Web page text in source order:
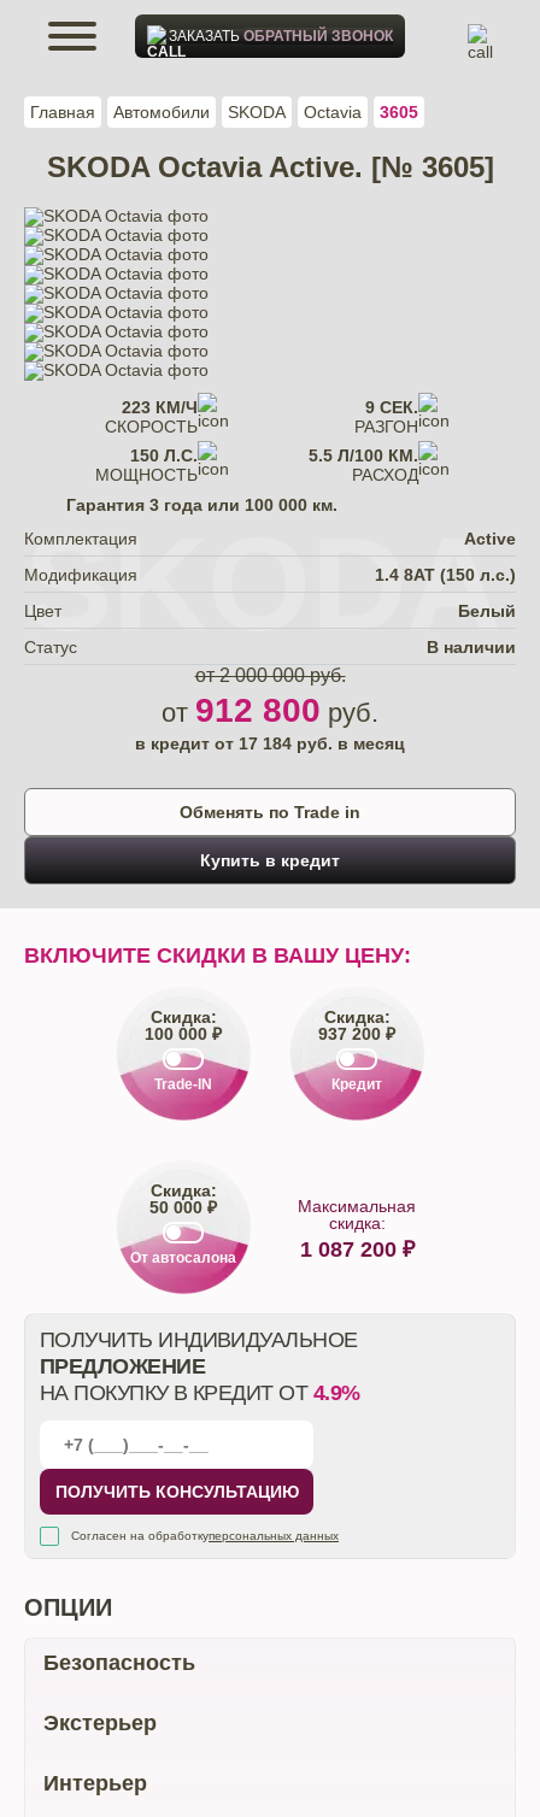
Главная Автомобили SKODA Octavia 3605
SKODA Octavia Active. [№ 3605]
SKODA
Гарантия 3 года или 100 000 км.
Комплектация
Active
Модификация
1.4 8AT (150 л.с.)
Цвет
Белый
Статус
В наличии
от 2 000 000 руб.
от 912 800 руб.
в кредит от 17 184 руб. в месяц
223 КМ/Ч
СКОРОСТЬ
9 СЕК.
РАЗГОН
150 Л.С.
МОЩНОСТЬ
5.5 Л/100 КМ.
РАСХОД
Обменять по Trade in
Купить в кредит
ВКЛЮЧИТЕ СКИДКИ В ВАШУ ЦЕНУ:
Скидка:
100 000 ₽
Trade-IN
Скидка:
937 200 ₽
Кредит
Скидка:
50 000 ₽
От автосалона
Максимальная
скидка:
1 087 200₽
ПОЛУЧИТЬ ИНДИВИДУАЛЬНОЕ
ПРЕДЛОЖЕНИЕ
НА ПОКУПКУ В КРЕДИТ ОТ 4.9%
ПОЛУЧИТЬ КОНСУЛЬТАЦИЮ
Согласен на обработкуперсональных данных
ОПЦИИ
Безопасность
Экстерьер
Интерьер
ЗАКАЗАТЬОБРАТНЫЙ ЗВОНОК